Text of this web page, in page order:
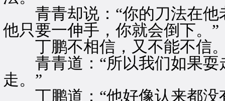
青青却说：“你的刀法在他
他只要一伸手，你就会倒下。”
丁鹏不相信，又不能不信
青青道：“所以我们如果耍
走。”
丁鹏道：“他好像认来都没